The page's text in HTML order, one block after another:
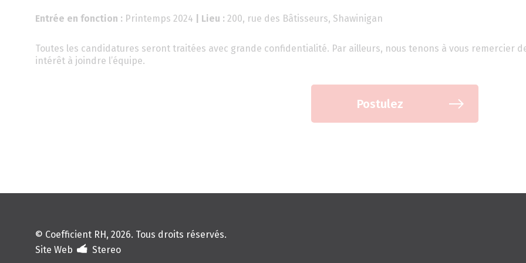
Entrée en fonction : Printemps 2024 | Lieu : 200, rue des Bâtisseurs, Shawinigan
Toutes les candidatures seront traitées avec grande confidentialité. Par ailleurs, nous tenons à vous remercier
intérêt à joindre l’équipe.
Postulez
© Coefficient RH, 2026. Tous droits réservés.
Site Web
Stereo